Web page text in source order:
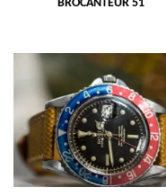
BROCANTEUR 51